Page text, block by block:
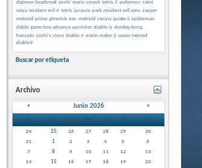
digimon beatbreak yoshi mario smash tetris 2 pokemon saint
seiya resident evil 4 tetris jurassic park resident evil zero zapper
metroid prime gimmick nes metroid ranma quake ii spiderman
diddy game boy advance punisher diablo iv donkey kong
hansolo yoshi's story diablo 4 mario maker 2 wario twisted
diablo3
Buscar por etiqueta
Archivo
< Junio 2026 >
Do Lu Ma Mi Ju Vi Sá
24 25 26 27 28 29
30
31
1 2 3 4 5
6
7
8 9 10 11 12
13
14
15 16 17 18 19
20